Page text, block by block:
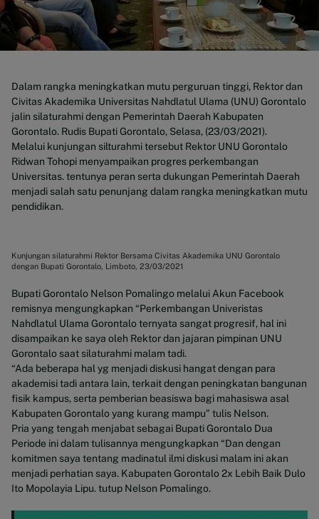
Dalam rangka meningkatkan mutu perguruan tinggi, Rektor dan
Civitas Akademika Universitas Nahdlatul Ulama (UNU) Gorontalo
jalin silaturahmi dengan Pemerintah Daerah Kabupaten
Gorontalo. Rudis Bupati Gorontalo, Selasa, (23/03/2021).
Melalui kunjungan silturahmi tersebut Rektor UNU Gorontalo
Ridwan Tohopi menyampaikan progres perkembangan
Universitas. tentunya peran serta dukungan Pemerintah Daerah
menjadi salah satu penunjang dalam rangka meningkatkan mutu
pendidikan.
Kunjungan silaturahmi Rektor Bersama Civitas Akademika UNU Gorontalo
dengan Bupati Gorontalo, Limboto, 23/03/2021
Bupati Gorontalo Nelson Pomalingo melalui Akun Facebook
remisnya mengungkapkan “Perkembangan Univeristas
Nahdlatul Ulama Gorontalo ternyata sangat progresif, hal ini
disampaikan ke saya oleh Rektor dan jajaran pimpinan UNU
Gorontalo saat silaturahmi malam tadi.
“Ada beberapa hal yg menjadi diskusi hangat dengan para
akademisi tadi antara lain, terkait dengan peningkatan bangunan
fisik kampus, serta pemberian beasiswa bagi mahasiswa asal
Kabupaten Gorontalo yang kurang mampu” tulis Nelson.
Pria yang tengah menjabat sebagai Bupati Gorontalo Dua
Periode ini dalam tulisannya mengungkapkan “Dan dengan
komitmen saya tentang madinatul ilmi diskusi malam ini akan
menjadi perhatian saya. Kabupaten Gorontalo 2x Lebih Baik Dulo
Ito Mopolayia Lipu. tutup Nelson Pomalingo.